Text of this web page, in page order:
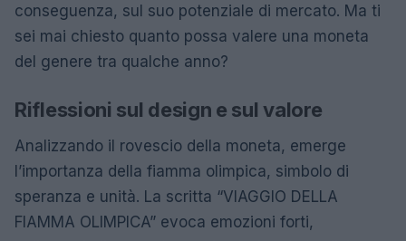
conseguenza, sul suo potenziale di mercato. Ma ti
sei mai chiesto quanto possa valere una moneta
del genere tra qualche anno?
Riflessioni sul design e sul valore
Analizzando il rovescio della moneta, emerge
l’importanza della fiamma olimpica, simbolo di
speranza e unità. La scritta “VIAGGIO DELLA
FIAMMA OLIMPICA” evoca emozioni forti,